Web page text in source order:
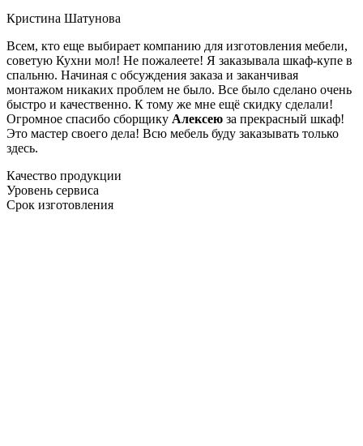
Кристина Шатунова
Всем, кто еще выбирает компанию для изготовления мебели,
советую Кухни мол! Не пожалеете! Я заказывала шкаф-купе в
спальню. Начиная с обсуждения заказа и заканчивая
монтажом никаких проблем не было. Все было сделано очень
быстро и качественно. К тому же мне ещё скидку сделали!
Огромное спасибо сборщику Алексею за прекрасный шкаф!
Это мастер своего дела! Всю мебель буду заказывать только
здесь.
Качество продукции
Уровень сервиса
Срок изготовления